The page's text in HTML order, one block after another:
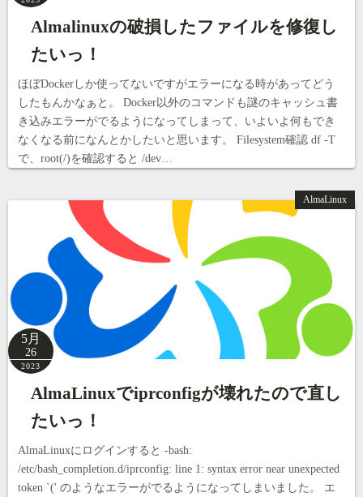
Almalinuxの破損したファイルを修復し
たいっ！
ほぼDockerしか使ってないですがエラーになる時があってどう
したもんかなぁと。 Docker以外のコマンドも謎のキャッシュ書
き込みエラーがでるようになってしまって、いよいよ何もでき
なくなる前になんとかしたいと思います。 Filesystem確認 df -T
で、root(/)を確認すると /dev…
AlmaLinux
5月
26
2023
AlmaLinuxでiprconfigが壊れたので直し
たいっ！
AlmaLinuxにログインすると -bash:
/etc/bash_completion.d/iprconfig: line 1: syntax error near unexpected
token `(' のようなエラーがでるようになってしまいました。 エ